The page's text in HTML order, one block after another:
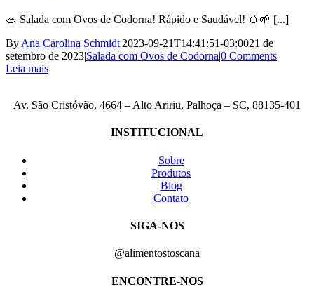
🥗 Salada com Ovos de Codorna! Rápido e Saudável! 🥚🌱 [...]
By Ana Carolina Schmidt|2023-09-21T14:41:51-03:0021 de
setembro de 2023|Salada com Ovos de Codorna|0 Comments
Leia mais
Av. São Cristóvão, 4664 – Alto Aririu, Palhoça – SC, 88135-401
INSTITUCIONAL
Sobre
Produtos
Blog
Contato
SIGA-NOS
@alimentostoscana
ENCONTRE-NOS